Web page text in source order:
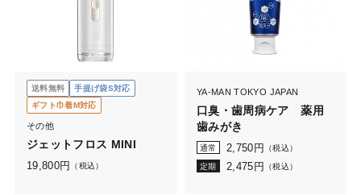
送料無料
手提げ袋S対応
ギフト巾着M対応
その他
ジェットフロス MINI
19,800円 （税込）
YA-MAN TOKYO JAPAN
口臭・歯周病ケア 薬用
歯みがき
通常 2,750 円 （税込）
定期 2,475 円 （税込）